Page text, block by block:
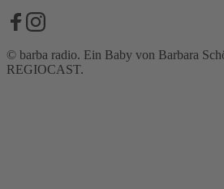
© barba radio. Ein Baby von Barbara
REGIOCAST.